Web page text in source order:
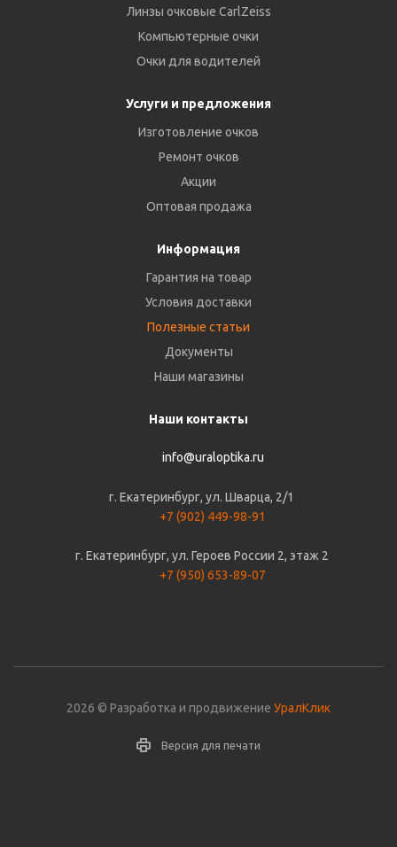
Линзы очковые CarlZeiss
Компьютерные очки
Очки для водителей
Услуги и предложения
Изготовление очков
Ремонт очков
Акции
Оптовая продажа
Информация
Гарантия на товар
Условия доставки
Полезные статьи
Документы
Наши магазины
Наши контакты
info@uraloptika.ru
г. Екатеринбург, ул. Шварца, 2/1
+7 (902) 449-98-91
г. Екатеринбург, ул. Героев России 2, этаж 2
+7 (950) 653-89-07
2026 © Разработка и продвижение УралКлик
Версия для печати